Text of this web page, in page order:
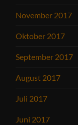
November 2017
Oktober 2017
September 2017
August 2017
Juli 2017
Juni 2017